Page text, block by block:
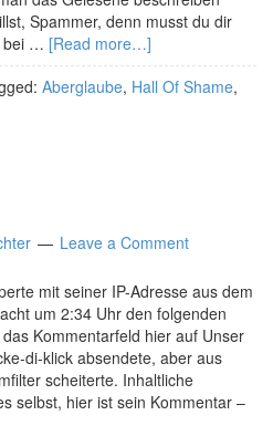
Spammer, denn musst du dir
bei … [Read more…]
Aberglaube, Hall Of Shame,
Leave a Comment
mit seiner IP-Adresse aus dem
um 2:34 Uhr den folgenden
Kommentarfeld hier auf Unser
di-klick absendete, aber aus
scheiterte. Inhaltliche
selbst, hier ist sein Kommentar –